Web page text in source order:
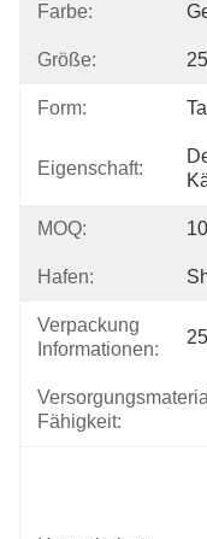
Farbe:
Größe:
Form:
Eigenschaft:
MOQ:
Hafen:
Verpackung
Informationen:
Fähigkeit: